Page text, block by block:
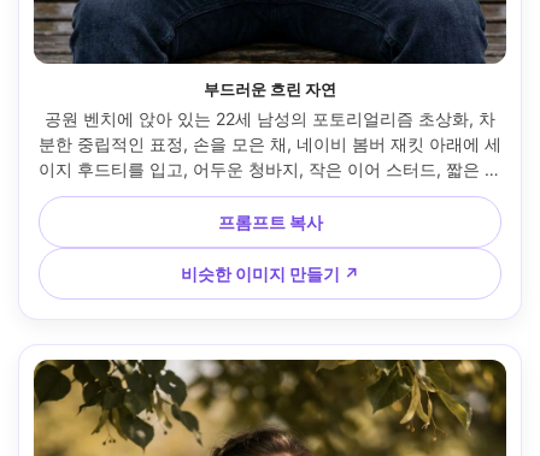
부드러운 흐린 자연
공원 벤치에 앉아 있는 22세 남성의 포토리얼리즘 초상화, 차
분한 중립적인 표정, 손을 모은 채, 네이비 봄버 재킷 아래에 세
이지 후드티를 입고, 어두운 청바지, 작은 이어 스터드, 짧은 곱
슬머리, 부드러운 조명을 위한 흐린 하늘, 파나소닉 S5II,
50mm f/1.8, 중앙 머리와 어깨, 최소한의 배경 방해, 조용한
내성적 분위기, 사실적인 피부 질감, 자연스러운 그림자, 고해
상도, 선명한 초점, 실제적인 색상 등급 --ar 4:5
프롬프트 복사
비슷한 이미지 만들기 ↗